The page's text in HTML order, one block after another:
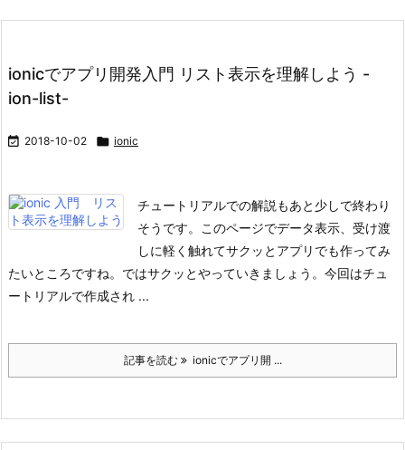
ionicでアプリ開発入門 リスト表示を理解しよう -
ion-list-
 2018-10-02  ionic
チュートリアルでの解説もあと少しで終わり
そうです。
このページでデータ表示、受け渡
しに軽く触れてサクッとアプリでも作ってみ
たいところですね。 ではサクッとやっていきましょう。 今回はチュ
ートリアルで作成され ...
記事を読む ionicでアプリ開 ...